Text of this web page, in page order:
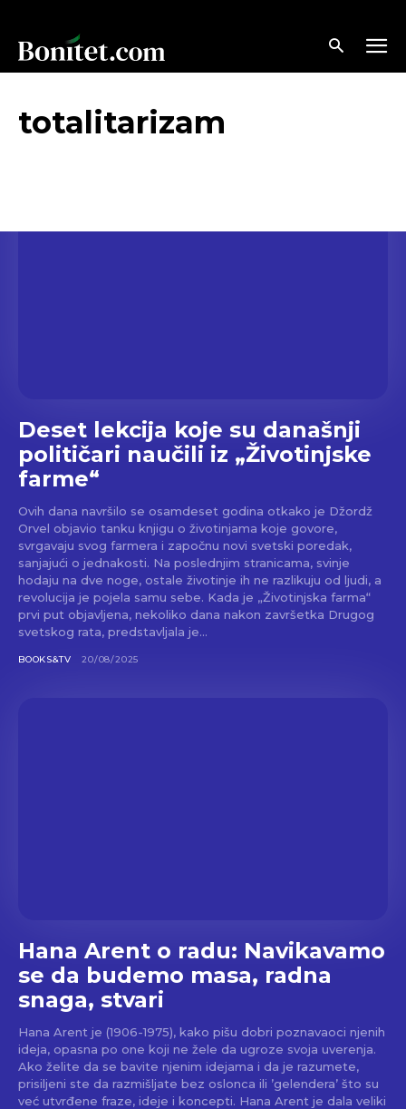
totalitarizam
Deset lekcija koje su današnji
političari naučili iz „Životinjske
farme“
Ovih dana navršilo se osamdeset godina otkako je Džordž
Orvel objavio tanku knjigu o životinjama koje govore,
svrgavaju svog farmera i započnu novi svetski poredak,
sanjajući o jednakosti. Na poslednjim stranicama, svinje
hodaju na dve noge, ostale životinje ih ne razlikuju od ljudi, a
revolucija je pojela samu sebe. Kada je „Životinjska farma“
prvi put objavljena, nekoliko dana nakon završetka Drugog
svetskog rata, predstavljala je...
BOOKS&TV 20/08/2025
Hana Arent o radu: Navikavamo
se da budemo masa, radna
snaga, stvari
Hana Arent je (1906-1975), kako pišu dobri poznavaoci njenih
ideja, opasna po one koji ne žele da ugroze svoja uverenja.
Ako želite da se bavite njenim idejama i da je razumete,
prisiljeni ste da razmišljate bez oslonca ili ’gelendera’ što su
već utvrđene fraze, ideje i koncepti. Hana Arent je dala veliki